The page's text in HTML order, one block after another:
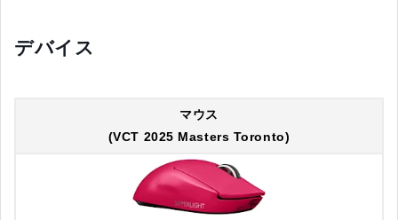
デバイス
マウス
(VCT 2025 Masters Toronto)